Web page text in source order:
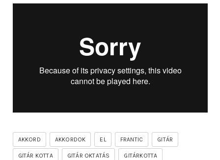
AKKORD AKKORDOK EL FRANTIC GITÁR
GITÁR KOTTA GITÁR OKTATÁS GITÁRKOTTA